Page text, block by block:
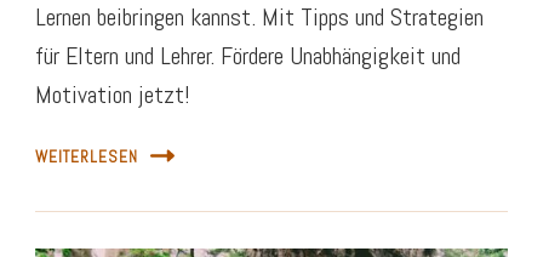
Lernen beibringen kannst. Mit Tipps und Strategien
für Eltern und Lehrer. Fördere Unabhängigkeit und
Motivation jetzt!
WEITERLESEN